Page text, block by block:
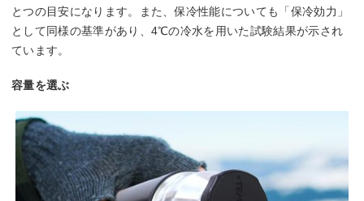
とつの目安になります。また、保冷性能についても「保冷効力」
として同様の基準があり、4℃の冷水を用いた試験結果が示され
ています。
容量を選ぶ